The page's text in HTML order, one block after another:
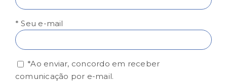
* Seu e-mail
*Ao enviar, concordo em receber
comunicação por e-mail.